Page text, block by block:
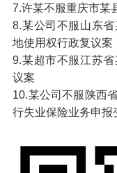
7.许某不服重庆市某
8.某公司不服山东
地使用权行政复议案
9.某超市不服江苏
议案
10.某公司不服陕西
行失业保险业务申报